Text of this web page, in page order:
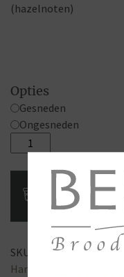
(hazelnoten)
Opties
Gesneden
Ongesneden
Volkorenstengel,
per
stuk
aantal
SKU: 4225Categorieën:
Hartig & Zoet